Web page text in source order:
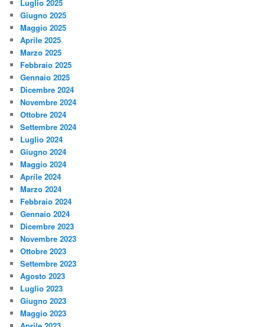
Luglio 2025
Giugno 2025
Maggio 2025
Aprile 2025
Marzo 2025
Febbraio 2025
Gennaio 2025
Dicembre 2024
Novembre 2024
Ottobre 2024
Settembre 2024
Luglio 2024
Giugno 2024
Maggio 2024
Aprile 2024
Marzo 2024
Febbraio 2024
Gennaio 2024
Dicembre 2023
Novembre 2023
Ottobre 2023
Settembre 2023
Agosto 2023
Luglio 2023
Giugno 2023
Maggio 2023